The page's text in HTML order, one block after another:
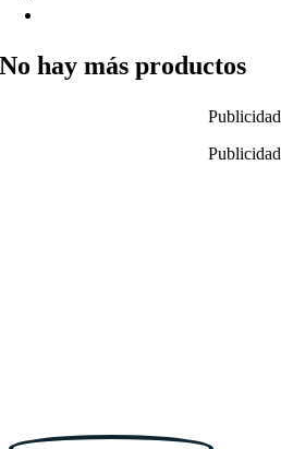
No hay más productos
Publicidad
Publicidad